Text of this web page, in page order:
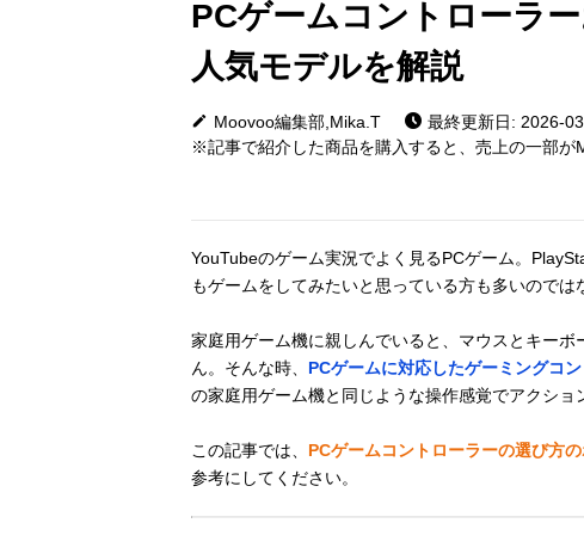
PCゲームコントローラ
人気モデルを解説
Moovoo編集部,Mika.T
最終更新日: 2026-
※記事で紹介した商品を購入すると、売上の一部が
YouTubeのゲーム実況でよく見るPCゲーム。
もゲームをしてみたいと思っている方も多いのでは
家庭用ゲーム機に親しんでいると、マウスとキー
ん。そんな時、 PCゲームに対応したゲーミングコ
の家庭用ゲーム機と同じような操作感覚でアクショ
この記事では、 PCゲームコントローラーの選び方
参考にしてください。